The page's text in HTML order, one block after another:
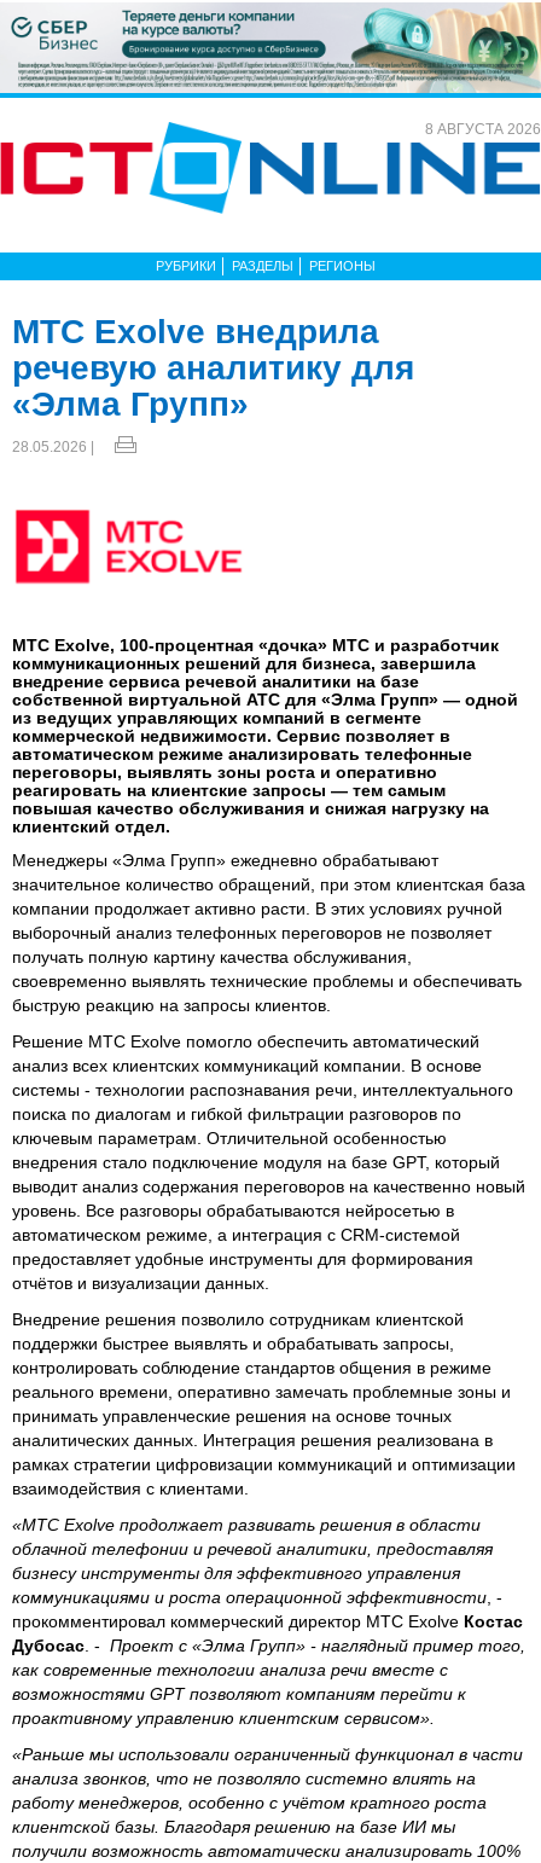
8 АВГУСТА 2026
РУБРИКИ РАЗДЕЛЫ РЕГИОНЫ
МТС Exolve внедрила
речевую аналитику для
«Элма Групп»
28.05.2026 |
МТС Exolve, 100-процентная «дочка» МТС и разработчик
коммуникационных решений для бизнеса, завершила
внедрение сервиса речевой аналитики на базе
собственной виртуальной АТС для «Элма Групп» — одной
из ведущих управляющих компаний в сегменте
коммерческой недвижимости. Сервис позволяет в
автоматическом режиме анализировать телефонные
переговоры, выявлять зоны роста и оперативно
реагировать на клиентские запросы — тем самым
повышая качество обслуживания и снижая нагрузку на
клиентский отдел.
Менеджеры «Элма Групп» ежедневно обрабатывают
значительное количество обращений, при этом клиентская база
компании продолжает активно расти. В этих условиях ручной
выборочный анализ телефонных переговоров не позволяет
получать полную картину качества обслуживания,
своевременно выявлять технические проблемы и обеспечивать
быструю реакцию на запросы клиентов.
Решение МТС Exolve помогло обеспечить автоматический
анализ всех клиентских коммуникаций компании. В основе
системы - технологии распознавания речи, интеллектуального
поиска по диалогам и гибкой фильтрации разговоров по
ключевым параметрам. Отличительной особенностью
внедрения стало подключение модуля на базе GPT, который
выводит анализ содержания переговоров на качественно новый
уровень. Все разговоры обрабатываются нейросетью в
автоматическом режиме, а интеграция с CRM-системой
предоставляет удобные инструменты для формирования
отчётов и визуализации данных.
Внедрение решения позволило сотрудникам клиентской
поддержки быстрее выявлять и обрабатывать запросы,
контролировать соблюдение стандартов общения в режиме
реального времени, оперативно замечать проблемные зоны и
принимать управленческие решения на основе точных
аналитических данных. Интеграция решения реализована в
рамках стратегии цифровизации коммуникаций и оптимизации
взаимодействия с клиентами.
«МТС Exolve продолжает развивать решения в области
облачной телефонии и речевой аналитики, предоставляя
бизнесу инструменты для эффективного управления
коммуникациями и роста операционной эффективности , -
прокомментировал коммерческий директор МТС Exolve Костас
Дубосас . - Проект с «Элма Групп» - наглядный пример того,
как современные технологии анализа речи вместе с
возможностями GPT позволяют компаниям перейти к
проактивному управлению клиентским сервисом».
«Раньше мы использовали ограниченный функционал в части
анализа звонков, что не позволяло системно влиять на
работу менеджеров, особенно с учётом кратного роста
клиентской базы. Благодаря решению на базе ИИ мы
получили возможность автоматически анализировать 100%